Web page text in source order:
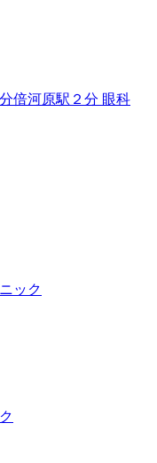
倍河原駅２分 眼科
ック